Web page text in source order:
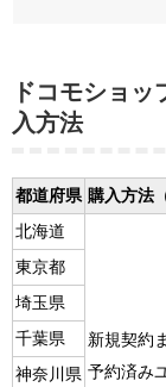
ドコモショ
入方法
都道府県 購入方法
北海道
新規契約
予約済み
東京都
埼玉県
千葉県
神奈川県